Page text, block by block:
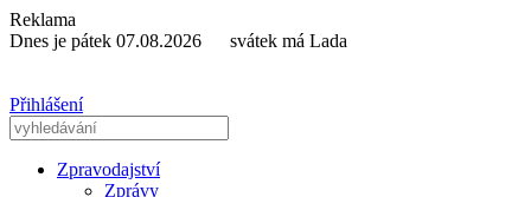
Reklama
Dnes je pátek 07.08.2026 svátek má Lada
Přihlášení
Zpravodajství
Zprávy